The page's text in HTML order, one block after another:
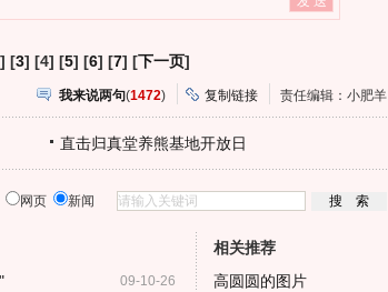
] [3] [4] [5] [6] [7] [下一页]
我来说两句(1472) 复制链接 责任编辑：小肥羊
直击归真堂养熊基地开放日
网页 新闻
09-10-26
相关推荐
高圆圆的图片